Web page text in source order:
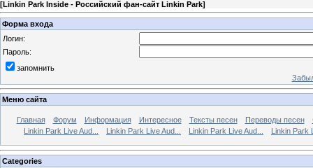
[Linkin Park Inside - Российский фан-сайт Linkin Park]
Форма входа
Логин:
Пароль:
запомнить
Меню сайта
Главная Форум Информация Интересное Тексты песен Переводы песен
Linkin Park Live Aud...
Linkin Park Live Aud... Linkin Park Live Aud... Linkin Park
Categories